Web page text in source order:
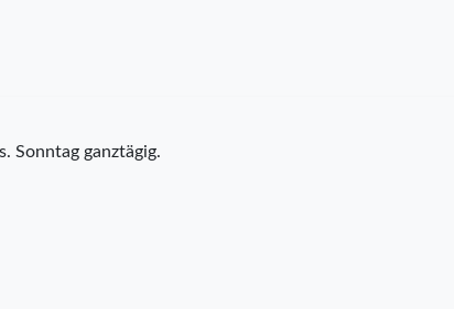
Sonntag ganztägig.